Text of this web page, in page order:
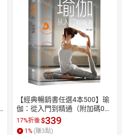
【經典暢銷書任選4本500】瑜
伽：從入門到精通（附加碼0
1）丨天龍圖書簡體字專賣店丨
9787550221062 (tl2605_中智)
17%折後$339
1% (賺3點)